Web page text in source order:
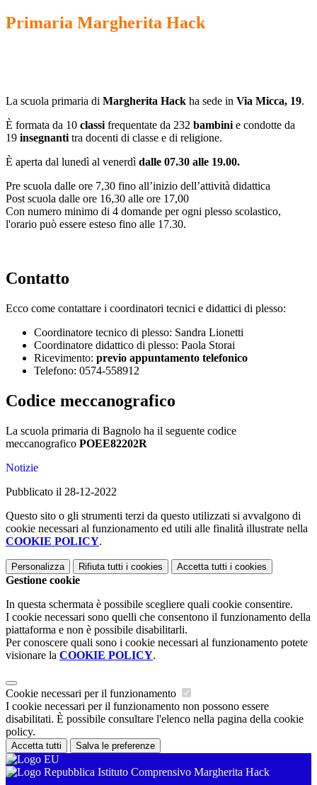
Primaria Margherita Hack
La scuola primaria di Margherita Hack ha sede in Via Micca, 19.
È formata da 10 classi frequentate da 232 bambini e condotte da
19 insegnanti tra docenti di classe e di religione.
È aperta dal lunedì al venerdì dalle 07.30 alle 19.00.
Pre scuola dalle ore 7,30 fino all’inizio dell’attività didattica
Post scuola dalle ore 16,30 alle ore 17,00
Con numero minimo di 4 domande per ogni plesso scolastico,
l'orario può essere esteso fino alle 17.30.
Contatto
Ecco come contattare i coordinatori tecnici e didattici di plesso:
Coordinatore tecnico di plesso: Sandra Lionetti
Coordinatore didattico di plesso: Paola Storai
Ricevimento: previo appuntamento telefonico
Telefono: 0574-558912
Codice meccanografico
La scuola primaria di Bagnolo ha il seguente codice
meccanografico POEE82202R
Notizie
Pubblicato il 28-12-2022
Questo sito o gli strumenti terzi da questo utilizzati si avvalgono di
cookie necessari al funzionamento ed utili alle finalità illustrate nella
COOKIE POLICY.
Personalizza Rifiuta tutti i cookies Accetta tutti i cookies
Gestione cookie
In questa schermata è possibile scegliere quali cookie consentire.
I cookie necessari sono quelli che consentono il funzionamento della
piattaforma e non è possibile disabilitarli.
Per conoscere quali sono i cookie necessari al funzionamento potete
visionare la COOKIE POLICY.
Cookie necessari per il funzionamento
I cookie necessari per il funzionamento non possono essere
disabilitati. È possibile consultare l'elenco nella pagina della cookie
policy.
Accetta tutti Salva le preferenze
Istituto Comprensivo Margherita Hack